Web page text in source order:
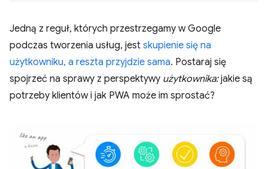
Jedną z reguł, których przestrzegamy w Google
podczas tworzenia usług, jest skupienie się na
użytkowniku, a reszta przyjdzie sama. Postaraj się
spojrzeć na sprawy z perspektywy użytkownika:jakie są
potrzeby klientów i jak PWA może im sprostać?